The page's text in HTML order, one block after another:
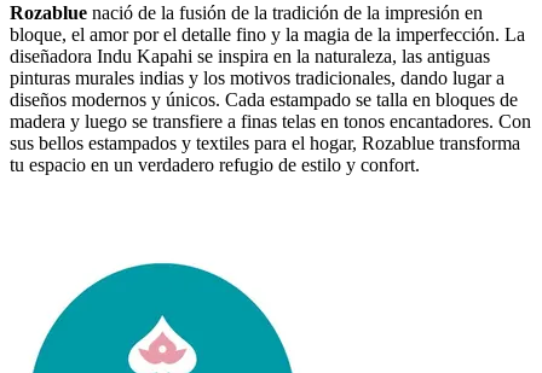
Rozablue nació de la fusión de la tradición de la impresión en
bloque, el amor por el detalle fino y la magia de la imperfección. La
diseñadora Indu Kapahi se inspira en la naturaleza, las antiguas
pinturas murales indias y los motivos tradicionales, dando lugar a
diseños modernos y únicos. Cada estampado se talla en bloques de
madera y luego se transfiere a finas telas en tonos encantadores. Con
sus bellos estampados y textiles para el hogar, Rozablue transforma
tu espacio en un verdadero refugio de estilo y confort.